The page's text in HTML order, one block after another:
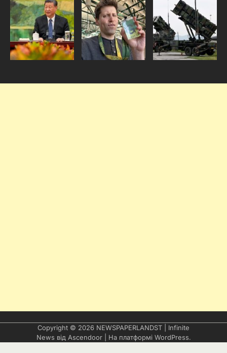
Copyright © 2026 NEWSPAPERLANDST | Infinite
News від Ascendoor| На платформі WordPress.